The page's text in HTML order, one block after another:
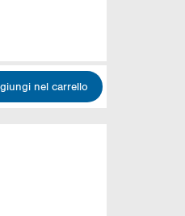
nel carrello